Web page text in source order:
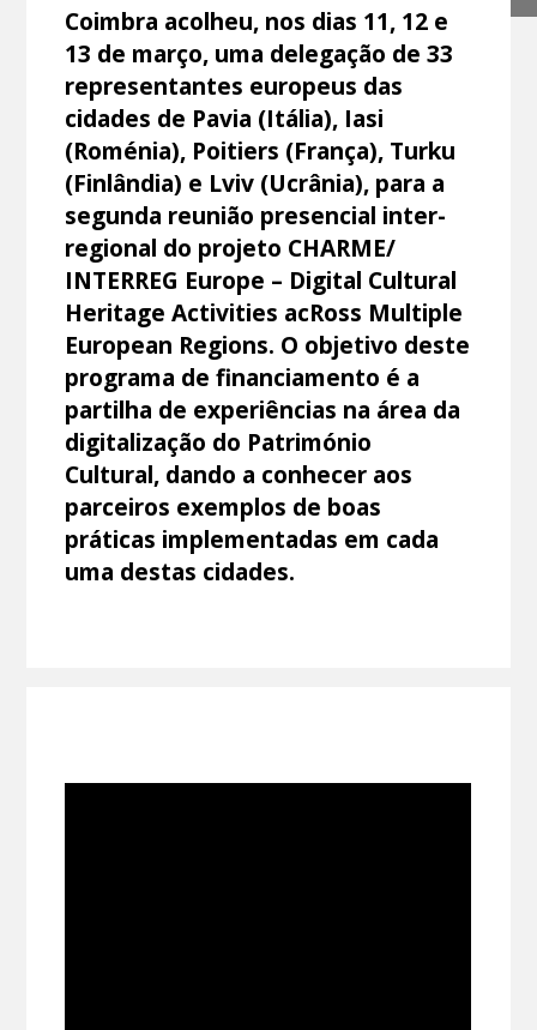
Coimbra acolheu, nos dias 11, 12 e
13 de março, uma delegação de 33
representantes europeus das
cidades de Pavia (Itália), Iasi
(Roménia), Poitiers (França), Turku
(Finlândia) e Lviv (Ucrânia), para a
segunda reunião presencial inter-
regional do projeto CHARME/
INTERREG Europe – Digital Cultural
Heritage Activities acRoss Multiple
European Regions. O objetivo deste
programa de financiamento é a
partilha de experiências na área da
digitalização do Património
Cultural, dando a conhecer aos
parceiros exemplos de boas
práticas implementadas em cada
uma destas cidades.